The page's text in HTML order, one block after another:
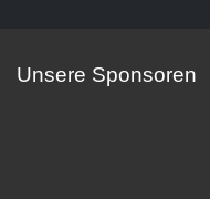
Unsere Sponsoren